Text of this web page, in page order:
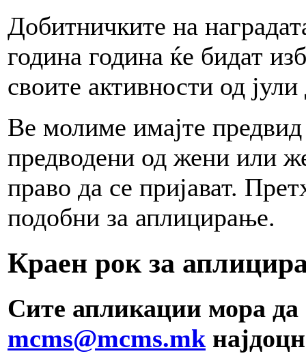
Добитничките на
година година ќе бидат
своите активности од
Ве молиме имајте
предводени од жени или
право да се пријават.
подобни за аплицирање.
Краен рок за
Сите апликации мора да
mcms@mcms.mk